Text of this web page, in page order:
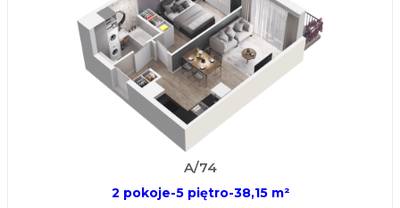
A/74
2 pokoje-5 piętro-38,15 m²